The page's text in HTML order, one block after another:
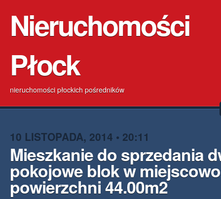
Nieruchomości
Płock
nieruchomości płockich pośredników
10 LISTOPADA, 2014 • 20:11
Mieszkanie do sprzedania
pokojowe blok w
powierzchni 44.00m2